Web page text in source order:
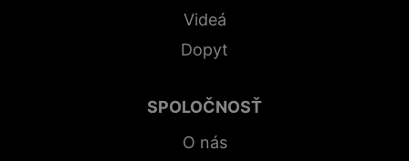
Videá
Dopyt
SPOLOČNOSŤ
O nás